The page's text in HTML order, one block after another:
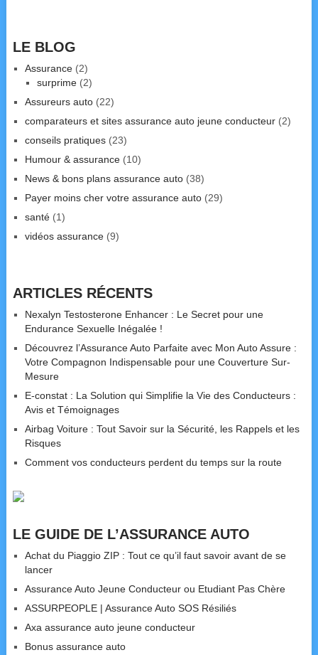
LE BLOG
Assurance(2)
surprime(2)
Assureurs auto(22)
comparateurs et sites assurance auto jeune conducteur(2)
conseils pratiques(23)
Humour & assurance(10)
News & bons plans assurance auto(38)
Payer moins cher votre assurance auto(29)
santé(1)
vidéos assurance(9)
ARTICLES RÉCENTS
Nexalyn Testosterone Enhancer : Le Secret pour une
Endurance Sexuelle Inégalée !
Découvrez l’Assurance Auto Parfaite avec Mon Auto Assure :
Votre Compagnon Indispensable pour une Couverture Sur-
Mesure
E-constat : La Solution qui Simplifie la Vie des Conducteurs :
Avis et Témoignages
Airbag Voiture : Tout Savoir sur la Sécurité, les Rappels et les
Risques
Comment vos conducteurs perdent du temps sur la route
LE GUIDE DE L’ASSURANCE AUTO
Achat du Piaggio ZIP : Tout ce qu’il faut savoir avant de se
lancer
Assurance Auto Jeune Conducteur ou Etudiant Pas Chère
ASSURPEOPLE | Assurance Auto SOS Résiliés
Axa assurance auto jeune conducteur
Bonus assurance auto